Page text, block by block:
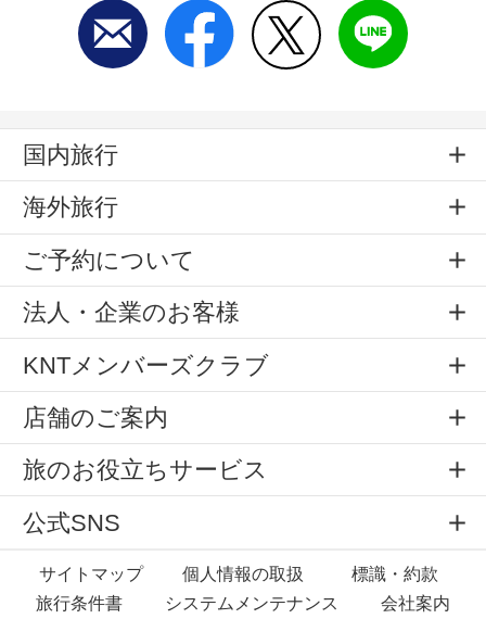
国内旅行
海外旅行
ご予約について
法人・企業のお客様
KNTメンバーズクラブ
店舗のご案内
旅のお役立ちサービス
公式SNS
サイトマップ 個人情報の取扱
標識・約款
旅行条件書
システムメンテナンス 会社案内